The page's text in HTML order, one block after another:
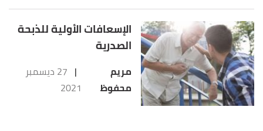
الإسعافات الأولية للذبحة
الصدرية
مريم
محفوظ
|
27 ديسمبر
2021